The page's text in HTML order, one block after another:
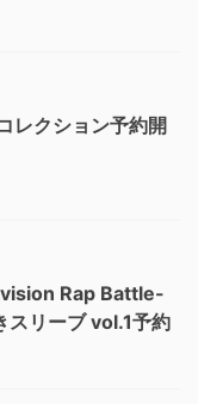
レクション予約開
Rap Battle-
スリーブ vol.1予約